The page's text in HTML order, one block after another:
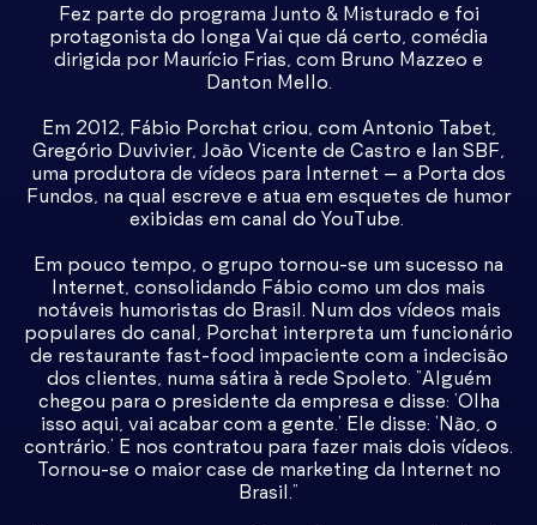
Fez parte do programa Junto & Misturado e foi
protagonista do longa Vai que dá certo, comédia
dirigida por Maurício Frias, com Bruno Mazzeo e
Danton Mello.
Em 2012, Fábio Porchat criou, com Antonio Tabet,
Gregório Duvivier, João Vicente de Castro e Ian SBF,
uma produtora de vídeos para Internet – a Porta dos
Fundos, na qual escreve e atua em esquetes de humor
exibidas em canal do YouTube.
Em pouco tempo, o grupo tornou-se um sucesso na
Internet, consolidando Fábio como um dos mais
notáveis humoristas do Brasil. Num dos vídeos mais
populares do canal, Porchat interpreta um funcionário
de restaurante fast-food impaciente com a indecisão
dos clientes, numa sátira à rede Spoleto. “Alguém
chegou para o presidente da empresa e disse: ‘Olha
isso aqui, vai acabar com a gente.’ Ele disse: ‘Não, o
contrário.’ E nos contratou para fazer mais dois vídeos.
Tornou-se o maior case de marketing da Internet no
Brasil.”